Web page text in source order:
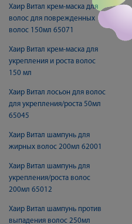
Хаир Витал крем-маска для
волос для поврежденных
волос 150мл 65071
Хаир Витал крем-маска для
укрепления и роста волос
150 мл
Хаир Витал лосьон для волос
для укрепления/роста 50мл
65045
Хаир Витал шампунь для
жирных волос 200мл 62001
Хаир Витал шампунь для
укрепления/роста волос
200мл 65012
Хаир Витал шампунь против
выпадения волос 250мл